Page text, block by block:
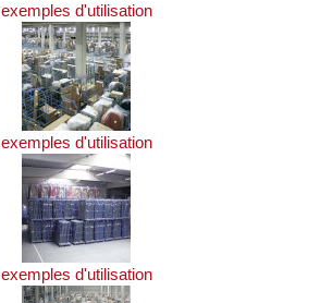
exemples d'utilisation
exemples d'utilisation
exemples d'utilisation